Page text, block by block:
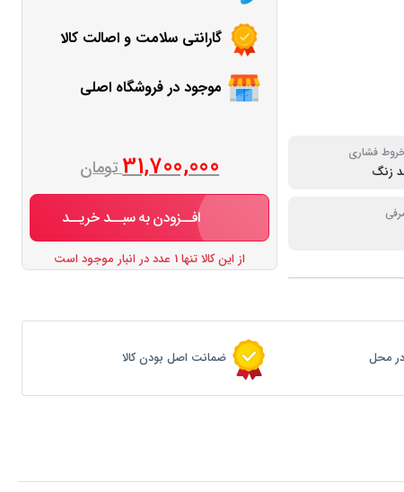
فشاری
زنگ
گارانتی سلامت و اصالت کالا
موجود در فروشگاه اصلی
31,700,000تومان
افــزودن به سبــد خریــد
از این کالا تنها 1 عدد در انبار موجود است
محل ضمانت اصل بودن کالا